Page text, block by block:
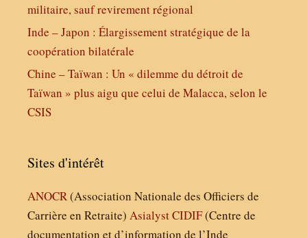
militaire, sauf revirement régional
Inde – Japon : Élargissement stratégique de la
coopération bilatérale
Chine – Taïwan : Un « dilemme du détroit de
Taïwan » plus aigu que celui de Malacca, selon le
CSIS
Sites d'intérêt
ANOCR(Association Nationale des Officiers de
Carrière en Retraite) AsialystCIDIF(Centre de
documentation et d’information de l’Inde